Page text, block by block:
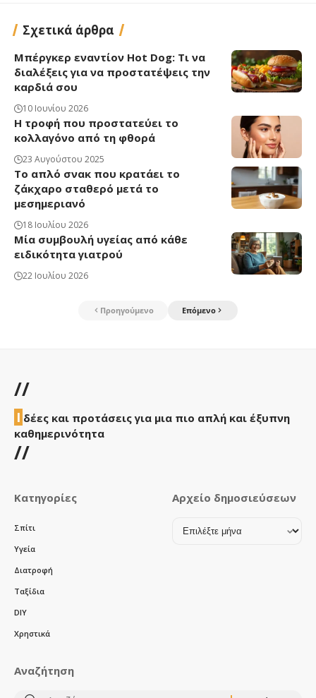
Σχετικά άρθρα
Μπέργκερ εναντίον Hot Dog: Τι να
διαλέξεις για να προστατέψεις την
καρδιά σου
10 Ιουνίου 2026
Η τροφή που προστατεύει το
κολλαγόνο από τη φθορά
23 Αυγούστου 2025
Το απλό σνακ που κρατάει το
ζάκχαρο σταθερό μετά το
μεσημεριανό
18 Ιουλίου 2026
Μία συμβουλή υγείας από κάθε
ειδικότητα γιατρού
22 Ιουλίου 2026
Προηγούμενο Επόμενο
//
Ι δέες και προτάσεις για μια πιο απλή και έξυπνη
καθημερινότητα
//
Κατηγορίες
Σπίτι
Υγεία
Διατροφή
Ταξίδια
DIY
Χρηστικά
Αρχείο δημοσιεύσεων
Αρχείο
Αναζήτηση